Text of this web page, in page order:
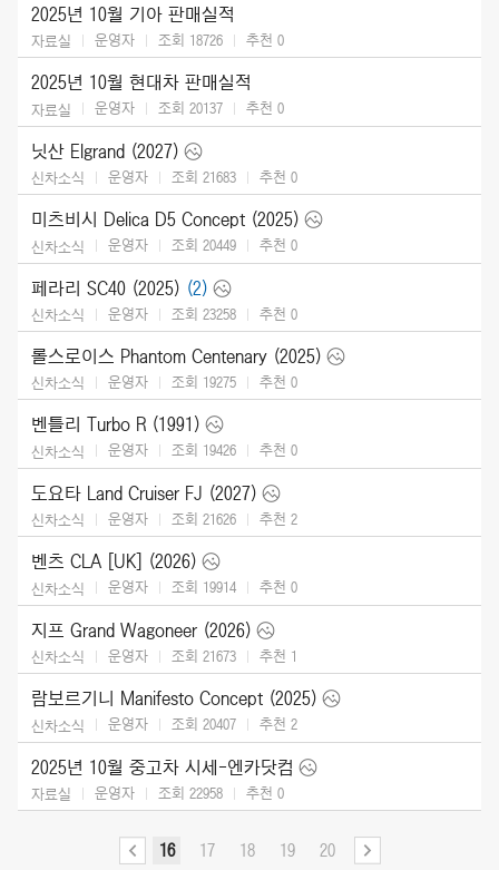
2025년 10월 기아 판매실적
자료실 운영자 조회 18726 추천 0
2025년 10월 현대차 판매실적
자료실 운영자 조회 20137 추천 0
닛산 Elgrand (2027)
신차소식 운영자 조회 21683 추천 0
미츠비시 Delica D5 Concept (2025)
신차소식 운영자 조회 20449 추천 0
페라리 SC40 (2025) (2)
신차소식 운영자 조회 23258 추천 0
롤스로이스 Phantom Centenary (2025)
신차소식 운영자 조회 19275 추천 0
벤틀리 Turbo R (1991)
신차소식 운영자 조회 19426 추천 0
도요타 Land Cruiser FJ (2027)
신차소식 운영자 조회 21626 추천 2
벤츠 CLA [UK] (2026)
신차소식 운영자 조회 19914 추천 0
지프 Grand Wagoneer (2026)
신차소식 운영자 조회 21673 추천 1
람보르기니 Manifesto Concept (2025)
신차소식 운영자 조회 20407 추천 2
2025년 10월 중고차 시세-엔카닷컴
자료실 운영자 조회 22958 추천 0
16 17 18 19 20